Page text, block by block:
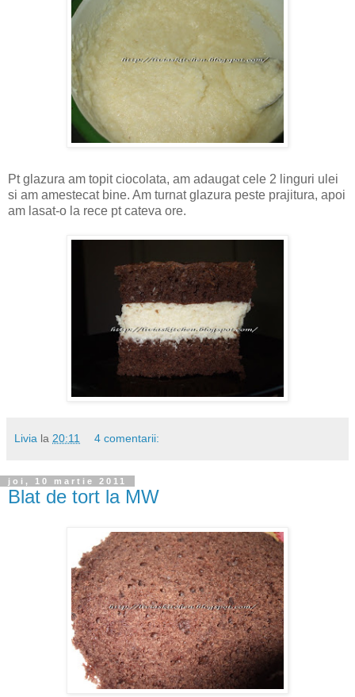
Pt glazura am topit ciocolata, am adaugat cele 2 linguri ulei
si am amestecat bine. Am turnat glazura peste prajitura, apoi
am lasat-o la rece pt cateva ore.
Livia la 20:11 4 comentarii:
joi, 10 martie 2011
Blat de tort la MW